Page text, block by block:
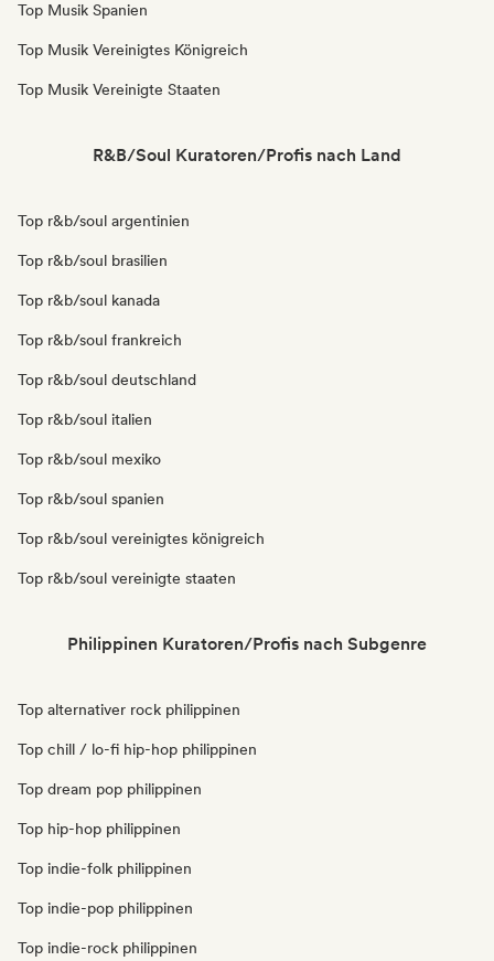
Top Musik Spanien
Top Musik Vereinigtes Königreich
Top Musik Vereinigte Staaten
R&B/Soul Kuratoren/Profis nach Land
Top r&b/soul argentinien
Top r&b/soul brasilien
Top r&b/soul kanada
Top r&b/soul frankreich
Top r&b/soul deutschland
Top r&b/soul italien
Top r&b/soul mexiko
Top r&b/soul spanien
Top r&b/soul vereinigtes königreich
Top r&b/soul vereinigte staaten
Philippinen Kuratoren/Profis nach Subgenre
Top alternativer rock philippinen
Top chill / lo-fi hip-hop philippinen
Top dream pop philippinen
Top hip-hop philippinen
Top indie-folk philippinen
Top indie-pop philippinen
Top indie-rock philippinen